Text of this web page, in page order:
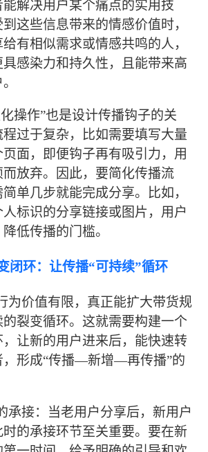
解决用户某个痛点的实用技
这些信息带来的情感价值时，
有相似需求或情感共鸣的人，
感染力和持久性，且能带来高
操作”也是设计传播钩子的关
过于复杂，比如需要填写大量
面，即便钩子再有吸引力，用
放弃。因此，要简化传播流
单几步就能完成分享。比如，
标识的分享链接或图片，用户
低传播的门槛。
闭环：让传播“可持续”循环
为价值有限，真正能扩大带货规
裂变循环。这就需要构建一个
让新的用户进来后，能快速转
形成“传播—新增—再传播”的
承接：当老用户分享后，新用户
的承接环节至关重要。要在新